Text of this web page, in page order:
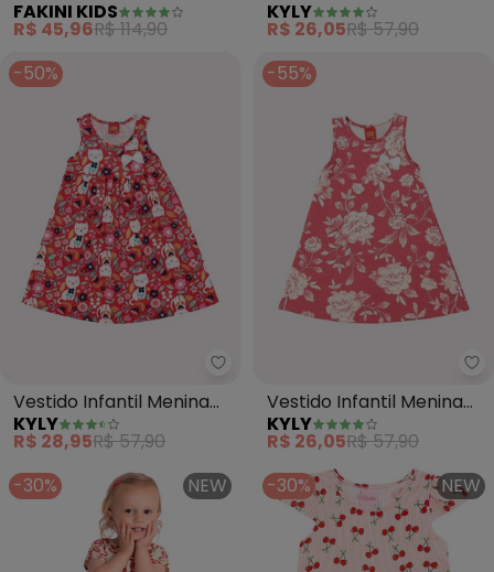
(Vermelho)
FAKINI KIDS
R$ 45,96R$ 114,90
Estampado (Vermelho)
KYLY
R$ 26,05R$ 57,90
-50%
Kyly - Vestido Infantil Menina
Vestido Infantil Menina
Folhagens (Vermelho)
KYLY
R$ 28,95R$ 57,90
-55%
Vestido Infantil Menina
Estampado (Vermelho)
KYLY
R$ 26,05R$ 57,90
-30%
NEW -30% NEW